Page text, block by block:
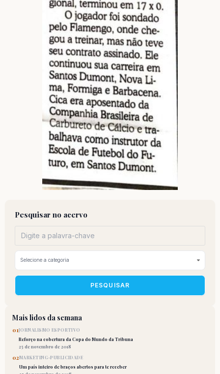
Pesquisar no acervo
PESQUISAR
Mais lidos da semana
01JORNALISMO ESPORTIVO
Reforço na cobertura da Copa do Mundo da Tribuna
25 de novembro de 2018
02MARKETING-PUBLICIDADE
Um país inteiro de braços abertos para te receber